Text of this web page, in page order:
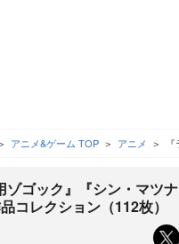
アニメ&ゲーム TOP アニメ
ゾゴック』『シン・マツ
コレクション（112枚）